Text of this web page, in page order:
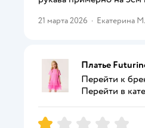
21 марта 2026 · Екатерина М.
Платье
Перейти к
Перейти в
Рейтинг:1